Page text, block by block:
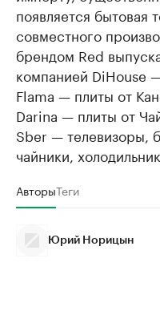
появляется бытовая
совместного
брендом Red
компанией DiHouse
Flama — плиты от
Darina — плиты от
Sber — телевизоры,
чайники,
АвторыТеги
Юрий Норицын